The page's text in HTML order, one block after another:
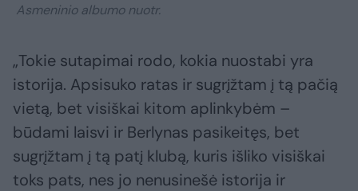
Asmeninio albumo nuotr.
„Tokie sutapimai rodo, kokia nuostabi yra
istorija. Apsisuko ratas ir sugrįžtam į tą pačią
vietą, bet visiškai kitom aplinkybėm –
būdami laisvi ir Berlynas pasikeitęs, bet
sugrįžtam į tą patį klubą, kuris išliko visiškai
toks pats, nes jo nenusinešė istorija ir